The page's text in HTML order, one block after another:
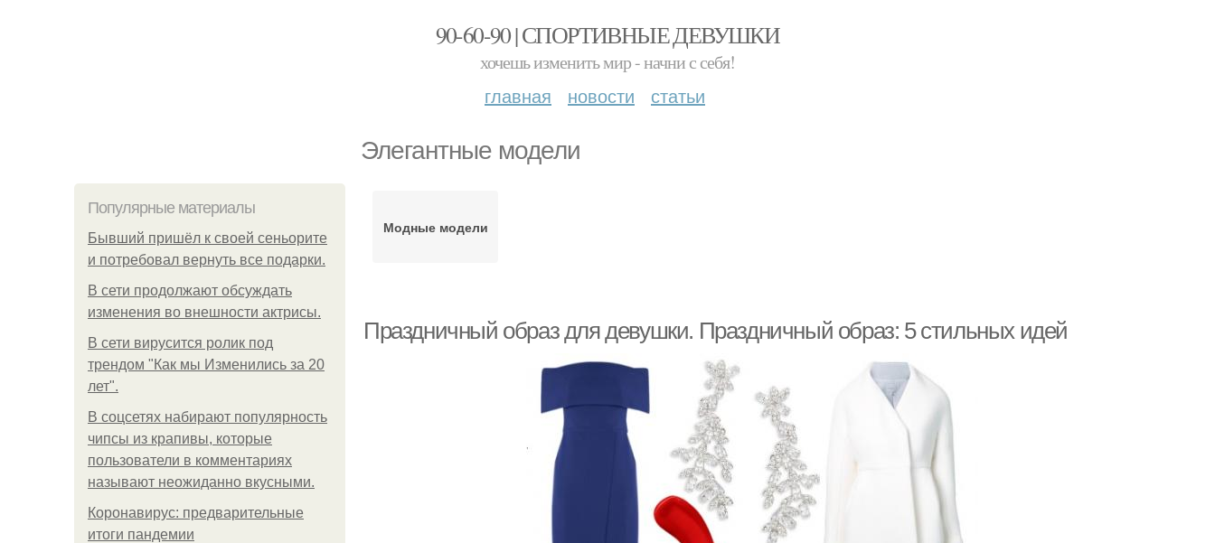
90-60-90 | СПОРТИВНЫЕ ДЕВУШКИ
хочешь изменить мир - начни с себя!
главная новости статьи
Элегантные модели
Популярные материалы
Бывший пришёл к своей сеньорите
и потребовал вернуть все подарки.
В сети продолжают обсуждать
изменения во внешности актрисы.
В сети вирусится ролик под
трендом "Как мы Изменились за 20
лет".
В соцсетях набирают популярность
чипсы из крапивы, которые
пользователи в комментариях
называют неожиданно вкусными.
Коронавирус: предварительные
итоги пандемии
Модные модели
Праздничный образ для девушки. Праздничный образ: 5 стильных идей